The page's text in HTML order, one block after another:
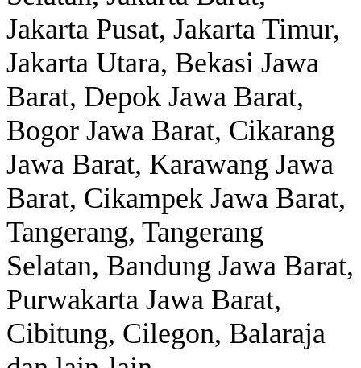
Jakarta Pusat, Jakarta Timur,
Jakarta Utara, Bekasi Jawa
Barat, Depok Jawa Barat,
Bogor Jawa Barat, Cikarang
Jawa Barat, Karawang Jawa
Barat, Cikampek Jawa Barat,
Tangerang, Tangerang
Selatan, Bandung Jawa Barat,
Purwakarta Jawa Barat,
Cibitung, Cilegon, Balaraja